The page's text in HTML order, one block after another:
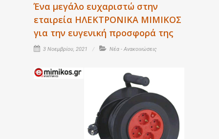
Ένα μεγάλο ευχαριστώ στην
εταιρεία ΗΛΕΚΤΡΟΝΙΚΑ ΜΙΜΙΚΟΣ
για την ευγενική προσφορά της
3 Νοεμβρίου, 2021 Νέα - Ανακοινώσεις